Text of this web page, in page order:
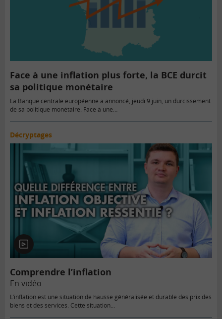
Face à une inflation plus forte, la BCE durcit
sa politique monétaire
La Banque centrale européenne a annoncé, jeudi 9 juin, un durcissement
de sa politique monétaire. Face à une…
Décryptages
En
vidéo
Comprendre l’inflation
En vidéo
L’inflation est une situation de hausse généralisée et durable des prix des
biens et des services. Cette situation…